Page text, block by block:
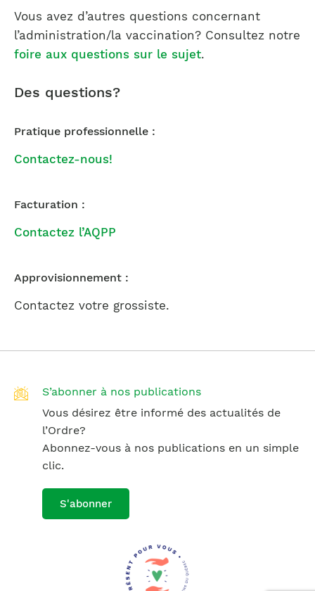
Vous avez d’autres questions concernant
l’administration/la vaccination? Consultez notre
foire aux questions sur le sujet.
Des questions?
Pratique professionnelle :
Contactez-nous!
Facturation :
Contactez l’AQPP
Approvisionnement :
Contactez votre grossiste.
S’abonner à nos publications
Vous désirez être informé des actualités de
l’Ordre?
Abonnez-vous à nos publications en un simple
clic.
S'abonner